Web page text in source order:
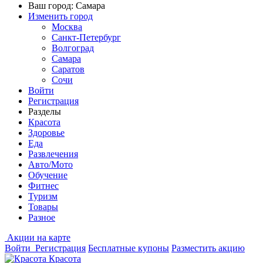
Ваш город: Самара
Изменить город
Москва
Санкт-Петербург
Волгоград
Самара
Саратов
Сочи
Войти
Регистрация
Разделы
Красота
Здоровье
Еда
Развлечения
Авто/Мото
Обучение
Фитнес
Туризм
Товары
Разное
Акции на карте
Войти Регистрация Бесплатные купоны Разместить акцию
Красота